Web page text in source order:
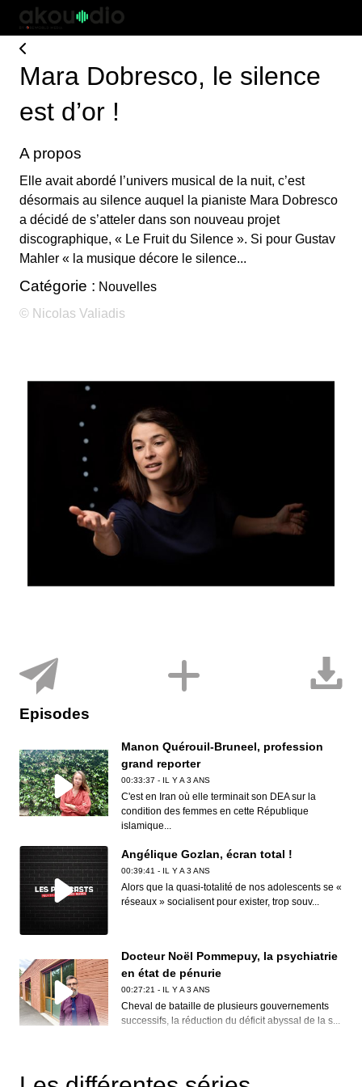
Mara Dobresco, le silence
est d’or !
A propos
Elle avait abordé l’univers musical de la nuit, c’est
désormais au silence auquel la pianiste Mara Dobresco
a décidé de s’atteler dans son nouveau projet
discographique, « Le Fruit du Silence ». Si pour Gustav
Mahler « la musique décore le silence...
Catégorie : Nouvelles
© Nicolas Valiadis
Episodes
Manon Quérouil-Bruneel, profession
grand reporter
00:33:37 - IL Y A 3 ANS
C'est en Iran où elle terminait son DEA sur la
condition des femmes en cette République
islamique...
Angélique Gozlan, écran total !
00:39:41 - IL Y A 3 ANS
Alors que la quasi-totalité de nos adolescents se «
réseaux » socialisent pour exister, trop souv...
Docteur Noël Pommepuy, la psychiatrie
en état de pénurie
00:27:21 - IL Y A 3 ANS
Cheval de bataille de plusieurs gouvernements
successifs, la réduction du déficit abyssal de la s...
00:30:12 - IL Y A 3 ANS